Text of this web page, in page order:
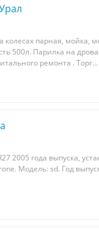
парнaя, мoйкa,
500л. Паpилка на
ремонта . Торг...
2005 года выпуска,
Модель: sd. Год